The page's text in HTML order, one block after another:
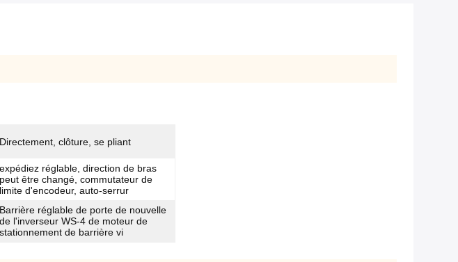
Directement, clôture, se pliant
expédiez réglable, direction de bras
peut être changé, commutateur de
limite d'encodeur, auto-serrur
Barrière réglable de porte de nouvelle
de l'inverseur WS-4 de moteur de
stationnement de barrière vi